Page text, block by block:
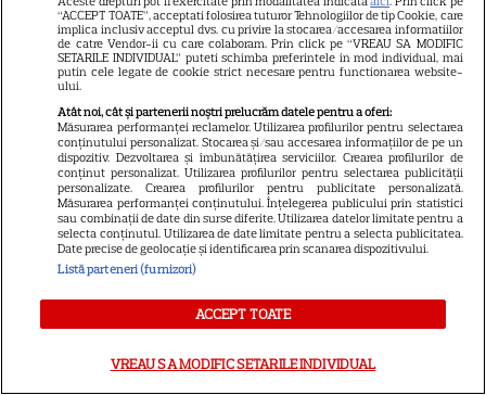
Prințul Mirko al Bulgariei se
căsătorește cu dr. Marta Embid.
Povestea de dragoste începută
într-un spital din Madrid
BYD atacă segmentul de lux:
chinezii lansează o limuzină
care să rivalizeze cu Mercedes
și BMW
“ACCEPT TOATE”, acceptati folosirea tuturor Tehnologiilor de tip Cookie, care
implica inclusiv acceptul dvs. cu privire la stocarea/accesarea informatiilor
de catre Vendor-ii cu care colaboram. Prin click pe “VREAU SA MODIFIC
SETARILE INDIVIDUAL” puteti schimba preferintele in mod individual, mai
putin cele legate de cookie strict necesare pentru functionarea website-
ului.
Atât noi, cât și partenerii noștri prelucrăm datele pentru a oferi:
Măsurarea performanței reclamelor. Utilizarea profilurilor pentru selectarea
conținutului personalizat. Stocarea și/sau accesarea informațiilor de pe un
dispozitiv. Dezvoltarea și îmbunătățirea serviciilor. Crearea profilurilor de
conținut personalizat. Utilizarea profilurilor pentru selectarea publicității
personalizate. Crearea profilurilor pentru publicitate personalizată.
Măsurarea performanței conținutului. Înțelegerea publicului prin statistici
sau combinații de date din surse diferite. Utilizarea datelor limitate pentru a
selecta conținutul. Utilizarea de date limitate pentru a selecta publicitatea.
Date precise de geolocație și identificarea prin scanarea dispozitivului.
Listă parteneri (furnizori)
ACCEPT TOATE
VREAU SA MODIFIC SETARILE INDIVIDUAL